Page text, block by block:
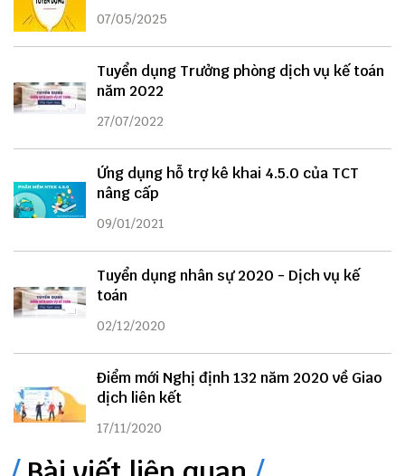
07/05/2025
Tuyển dụng Trưởng phòng dịch vụ kế toán
năm 2022
27/07/2022
Ứng dụng hỗ trợ kê khai 4.5.0 của TCT
nâng cấp
09/01/2021
Tuyển dụng nhân sự 2020 - Dịch vụ kế
toán
02/12/2020
Điểm mới Nghị định 132 năm 2020 về Giao
dịch liên kết
17/11/2020